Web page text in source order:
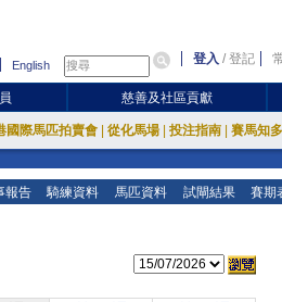
English 登入 /登記
慈善及社區貢獻
國際馬匹拍賣會 從化馬場 投注指南 賽馬知
報告 騎練資料 馬匹資料 試閘結果 賽期